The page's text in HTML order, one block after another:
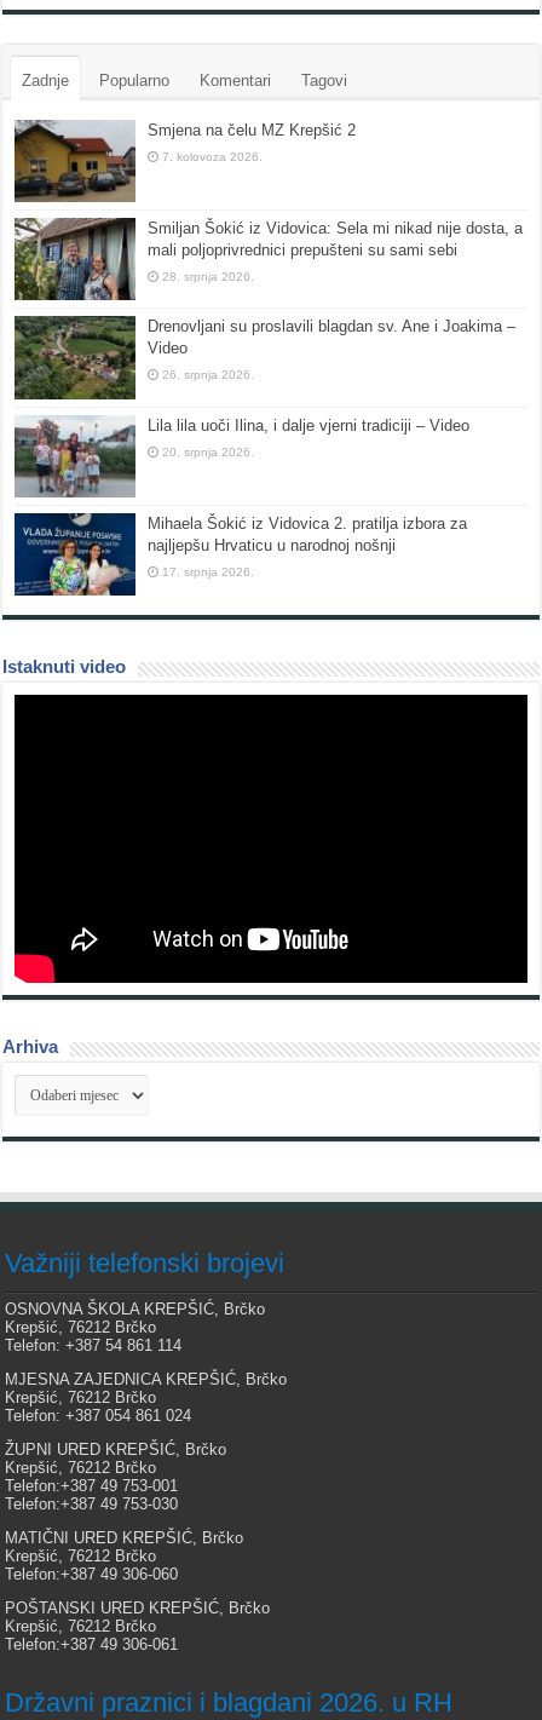
Zadnje Popularno Komentari Tagovi
Smjena na čelu MZ Krepšić 2
7. kolovoza 2026.
Smiljan Šokić iz Vidovica: Sela mi nikad nije dosta, a
mali poljoprivrednici prepušteni su sami sebi
28. srpnja 2026.
Drenovljani su proslavili blagdan sv. Ane i Joakima –
Video
26. srpnja 2026.
Lila lila uoči Ilina, i dalje vjerni tradiciji – Video
20. srpnja 2026.
Mihaela Šokić iz Vidovica 2. pratilja izbora za
najljepšu Hrvaticu u narodnoj nošnji
17. srpnja 2026.
Istaknuti video
Arhiva
Arhiva
Važniji telefonski brojevi
OSNOVNA ŠKOLA KREPŠIĆ, Brčko
Krepšić, 76212 Brčko
Telefon: +387 54 861 114
MJESNA ZAJEDNICA KREPŠIĆ, Brčko
Krepšić, 76212 Brčko
Telefon: +387 054 861 024
ŽUPNI URED KREPŠIĆ, Brčko
Krepšić, 76212 Brčko
Telefon:+387 49 753-001
Telefon:+387 49 753-030
MATIČNI URED KREPŠIĆ, Brčko
Krepšić, 76212 Brčko
Telefon:+387 49 306-060
POŠTANSKI URED KREPŠIĆ, Brčko
Krepšić, 76212 Brčko
Telefon:+387 49 306-061
Državni praznici i blagdani 2026. u RH